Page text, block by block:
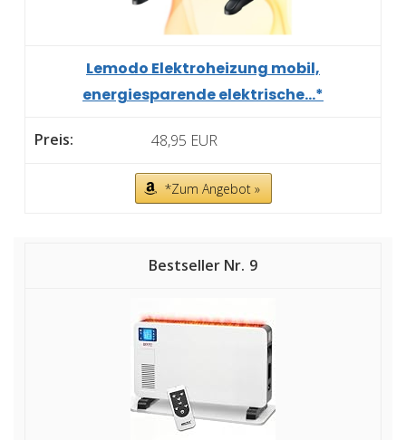
Lemodo Elektroheizung mobil,
energiesparende elektrische...*
48,95 EUR
*Zum Angebot »
9